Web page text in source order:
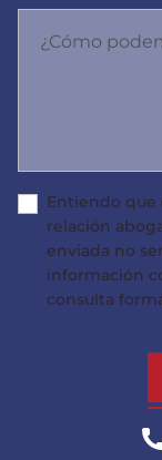
¿Cómo
Entiendo que
relación
enviada no
información
consulta